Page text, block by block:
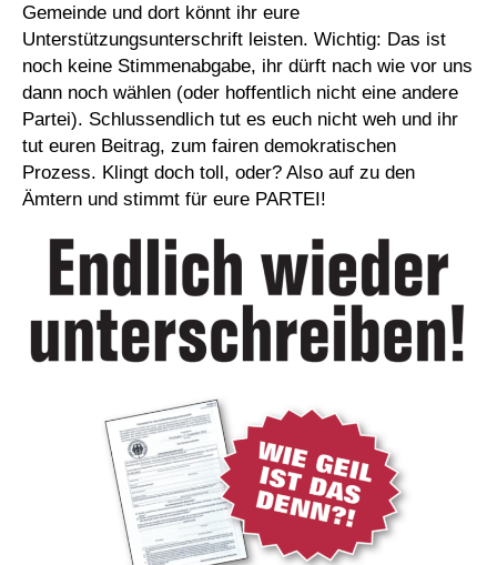
Gemeinde und dort könnt ihr eure
Unterstützungsunterschrift leisten. Wichtig: Das ist
noch keine Stimmenabgabe, ihr dürft nach wie vor uns
dann noch wählen (oder hoffentlich nicht eine andere
Partei). Schlussendlich tut es euch nicht weh und ihr
tut euren Beitrag, zum fairen demokratischen
Prozess. Klingt doch toll, oder? Also auf zu den
Ämtern und stimmt für eure PARTEI!